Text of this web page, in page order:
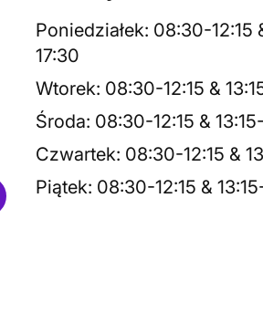
Poniedziałek: 08:30-12:15
17:30
Wtorek: 08:30-12:15 &
Środa: 08:30-12:15 &13:15
Czwartek: 08:30-12:15 &
Piątek: 08:30-12:15 &13:15